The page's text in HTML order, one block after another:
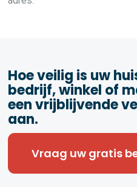
Hoe veilig is uw
bedrijf, winkel of
een vrijblijvende
aan.
Vraag uw gratis